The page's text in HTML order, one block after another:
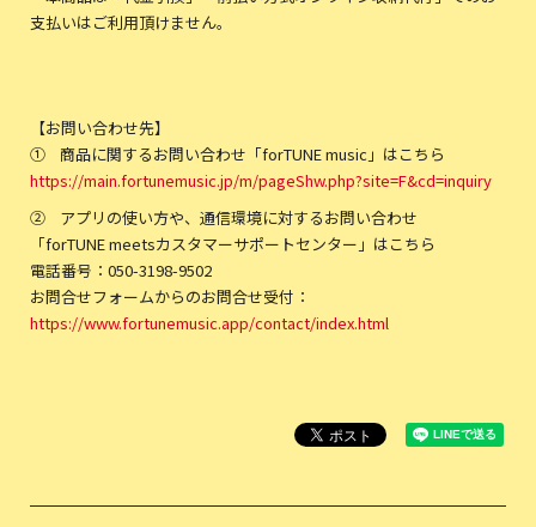
支払いはご利用頂けません。
【お問い合わせ先】
① 商品に関するお問い合わせ「forTUNE music」はこちら
https://main.fortunemusic.jp/m/pageShw.php?site=F&cd=inquiry
② アプリの使い方や、通信環境に対するお問い合わせ
「forTUNE meetsカスタマーサポートセンター」はこちら
電話番号：050-3198-9502
お問合せフォームからのお問合せ受付：
https://www.fortunemusic.app/contact/index.html